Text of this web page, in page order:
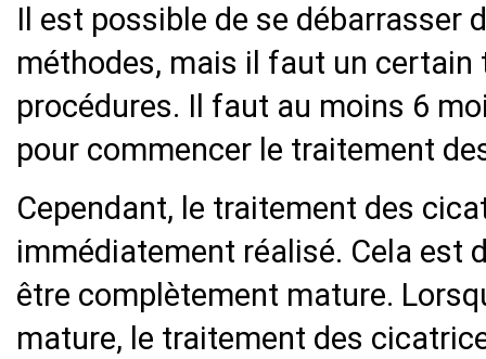
Il est possible de se débarrasser
méthodes, mais il faut un
procédures. Il faut au moins 6
pour commencer le traitement
Cependant, le traitement des
immédiatement réalisé. Cela est
être complètement mature.
mature, le traitement des